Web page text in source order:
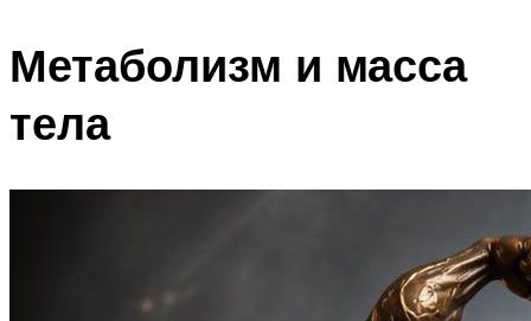
Метаболизм и масса
тела